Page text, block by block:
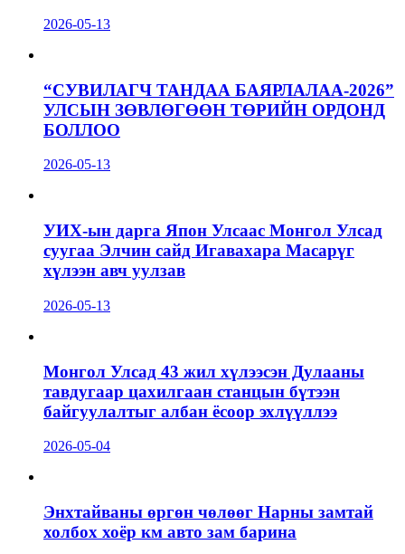
2026-05-13
“СУВИЛАГЧ ТАНДАА БАЯРЛАЛАА-2026”
УЛСЫН ЗӨВЛӨГӨӨН ТӨРИЙН ОРДОНД
БОЛЛОО
2026-05-13
УИХ-ын дарга Япон Улсаас Монгол Улсад
суугаа Элчин сайд Игавахара Масарүг
хүлээн авч уулзав
2026-05-13
Монгол Улсад 43 жил хүлээсэн Дулааны
тавдугаар цахилгаан станцын бүтээн
байгуулалтыг албан ёсоор эхлүүллээ
2026-05-04
Энхтайваны өргөн чөлөөг Нарны замтай
холбох хоёр км авто зам барина